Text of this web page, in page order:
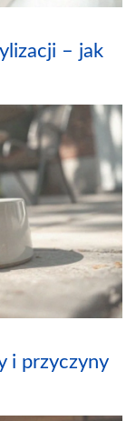
– jak
i przyczyny